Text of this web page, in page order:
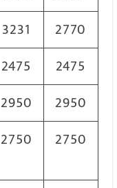
3231
2770
2475
2475
2950
2950
2750 2750